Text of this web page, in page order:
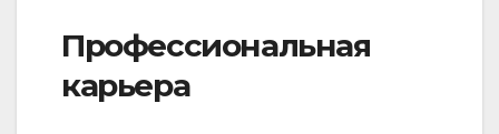
Профессиональная
карьера